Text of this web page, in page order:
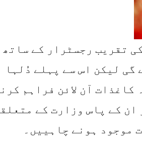
تقریب رجسٹرار کے ساتھ
لیکن اس سے پہلے دُلہا
آن لائن فراہم
کے پاس وزارت کے متعلقہ
موجود ہونے چاہییں۔